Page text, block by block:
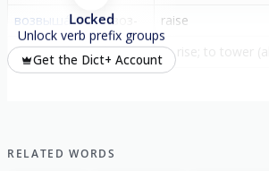
возвыша́ть
воз-
raise
возвыша́ться
- to rise; to tower
Locked
Unlock verb prefix groups
Get the Dict+ Account
RELATED WORDS